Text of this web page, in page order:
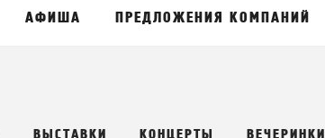
АФИША ПРЕДЛОЖЕНИЯ КОМПАНИЙ